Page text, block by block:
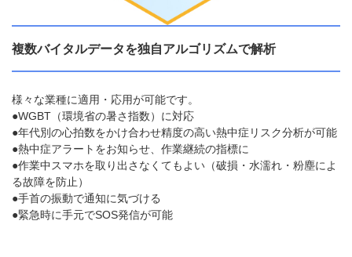
複数バイタルデータを独自アルゴリズムで解析
様々な業種に適用・応用が可能です。
●WGBT（環境省の暑さ指数）に対応
●年代別の心拍数をかけ合わせ精度の高い熱中症リスク分析が可能
●熱中症アラートをお知らせ、作業継続の指標に
●作業中スマホを取り出さなくてもよい（破損・水濡れ・粉塵によ
る故障を防止）
●手首の振動で通知に気づける
●緊急時に手元でSOS発信が可能